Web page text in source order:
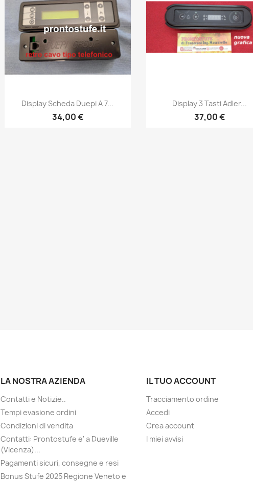
Anteprima
Display Scheda Duepi A 7...
34,00 €
Anteprima
Display 3 Tasti Adler...
37,00 €
LA NOSTRA AZIENDA
Contatti e Notizie..
Tempi evasione ordini
Condizioni di vendita
Contatti: Prontostufe e' a Dueville
(Vicenza)...
Pagamenti sicuri, consegne e resi
Bonus Stufe 2025 Regione Veneto e
IL TUO ACCOUNT
Tracciamento ordine
Accedi
Crea account
I miei avvisi